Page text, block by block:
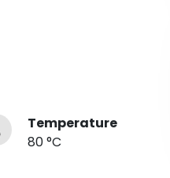
Temperature
80 °C